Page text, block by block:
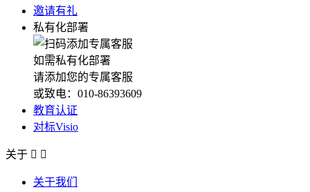
邀请有礼
私有化部署
如需私有化部署
请添加您的专属客服
或致电：010-86393609
教育认证
对标Visio
关于  
关于我们